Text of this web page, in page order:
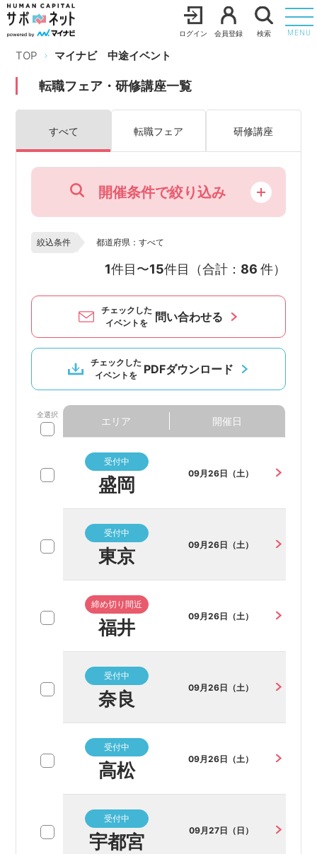
ログイン 会員登録 検索 MENU
TOP マイナビ 中途イベント
転職フェア・研修講座一覧
すべて 転職フェア 研修講座
開催条件で絞り込み
絞込条件 都道府県：すべて
1件目〜15件目（合計： 86 件）
チェックした
イベントを
問い合わせる
チェックした
イベントを
PDFダウンロード
全選択
エリア 開催日
受付中
盛岡
09月26日（土）
受付中
東京
09月26日（土）
締め切り間近
福井
09月26日（土）
受付中
奈良
09月26日（土）
受付中
高松
09月26日（土）
受付中
宇都宮
09月27日（日）